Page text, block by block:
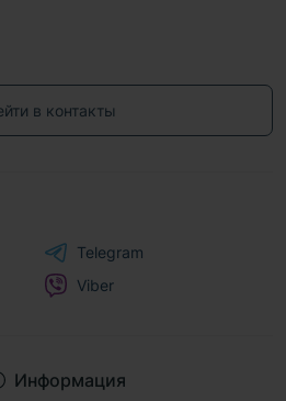
в контакты
Информация
Telegram
Viber